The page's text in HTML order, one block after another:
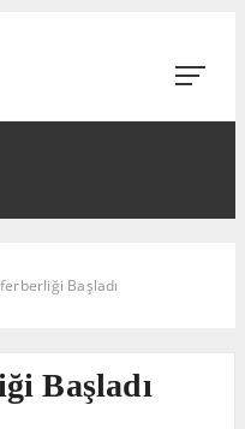
Başladı
Başladı